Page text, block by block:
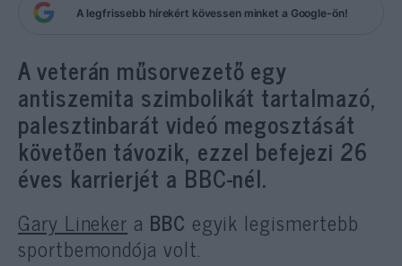
A legfrissebb hírekért kövessen minket a Google-ön!
A veterán műsorvezető egy
antiszemita szimbolikát tartalmazó,
palesztinbarát videó megosztását
követően távozik, ezzel befejezi 26
éves karrierjét a BBC-nél.
Gary Lineker a BBC egyik legismertebb
sportbemondója volt.